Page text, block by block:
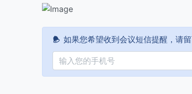
如果您希望收到会议短信提醒，请留